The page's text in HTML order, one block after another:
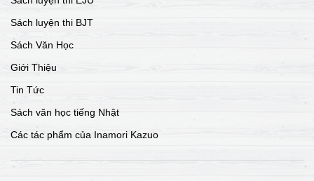
Sách luyện thi BJT
Sách Văn Học
Giới Thiệu
Tin Tức
Sách văn học tiếng Nhật
Các tác phẩm của Inamori Kazuo